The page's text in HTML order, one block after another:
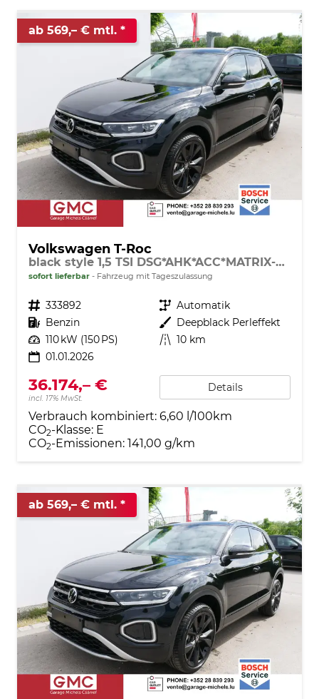
ab 569,– € mtl.
Volkswagen T-Roc
black style 1,5 TSI DSG*AHK*ACC*MATRIX-LED*SHZ*PDC*KAMERA*TEMPOMAT*19-ZOLL
sofort lieferbar Fahrzeug mit Tageszulassung
Fahrzeugnr. 333892 Getriebe Automatik
Kraftstoff Benzin Außenfarbe Deepblack Perleffekt
Leistung 110 kW (150 PS) Kilometerstand 10 km
01.01.2026
36.174,– €
incl. 17% MwSt.
Details
Verbrauch kombiniert: 6,60 l/100km
CO2-Klasse: E
CO2-Emissionen: 141,00 g/km
ab 569,– € mtl.